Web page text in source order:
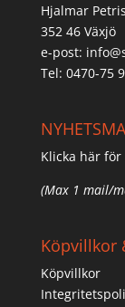
Hjalmar
352 46 Växjö
e-post:
Tel: 0470-75
Klicka här
(Max 1 mail/
Köpvillkor
Köpvillkor